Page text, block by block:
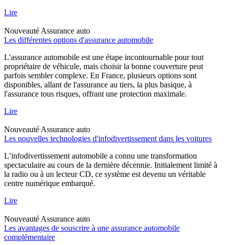
Lire
Nouveauté Assurance auto
Les différentes options d'assurance automobile
L'assurance automobile est une étape incontournable pour tout
propriétaire de véhicule, mais choisir la bonne couverture peut
parfois sembler complexe. En France, plusieurs options sont
disponibles, allant de l'assurance au tiers, la plus basique, à
l'assurance tous risques, offrant une protection maximale.
Lire
Nouveauté Assurance auto
Les nouvelles technologies d'infodivertissement dans les voitures
L’infodivertissement automobile a connu une transformation
spectaculaire au cours de la dernière décennie. Initialement limité à
la radio ou à un lecteur CD, ce système est devenu un véritable
centre numérique embarqué.
Lire
Nouveauté Assurance auto
Les avantages de souscrire à une assurance automobile
complémentaire